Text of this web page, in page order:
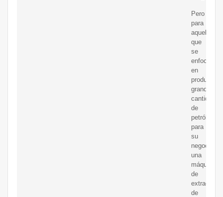
Pero
para
aquellos
que
se
enfocan
en
producir
grandes
cantidades
de
petróleo
para
su
negocio,
una
máquina
de
extracción
de